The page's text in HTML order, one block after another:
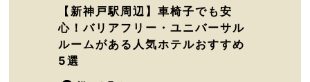
【新神戸駅周辺】車椅子でも安
心！バリアフリー・ユニバーサル
ルームがある人気ホテルおすすめ
5選